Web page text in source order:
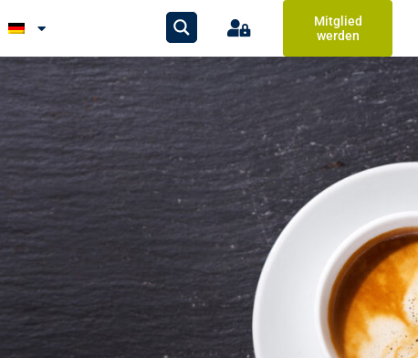
Mitglied
werden